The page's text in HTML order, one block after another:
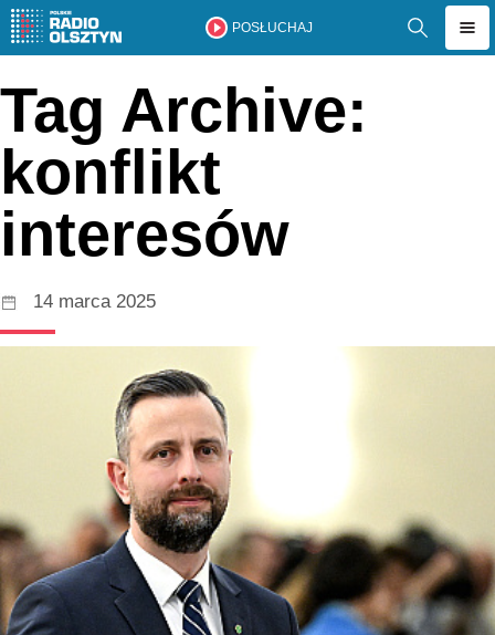
POSŁUCHAJ
Tag Archive:
konflikt
interesów
14 marca 2025